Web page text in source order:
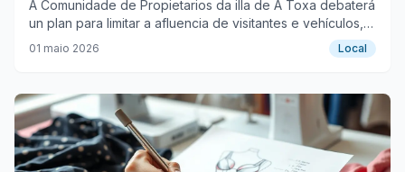
A Comunidade de Propietarios da illa de A Toxa debaterá
un plan para limitar a afluencia de visitantes e vehículos,
incluíndo autobuses e autocaravanas.
01 maio 2026 Local